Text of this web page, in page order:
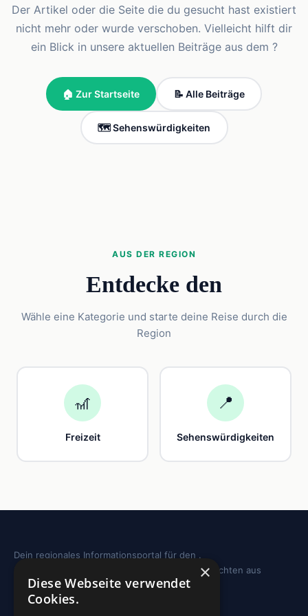
Der Artikel oder die Seite die du gesucht hast existiert
nicht mehr oder wurde verschoben. Vielleicht hilft dir
ein Blick in unsere aktuellen Beiträge aus dem ?
🏠 Zur Startseite 📝 Alle Beiträge
🗺️ Sehenswürdigkeiten
AUS DER REGION
Entdecke den
Wähle eine Kategorie und starte deine Reise durch die
Region
🎢
Freizeit
📍
Sehenswürdigkeiten
Dein regionales Informationsportal für den .
Sehenswürdigkeiten, Ausflugstipps und Geschichten aus
deiner Region.
×
Diese Webseite verwendet
Cookies.